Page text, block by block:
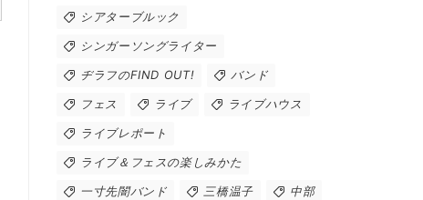
シアターブルック
シンガーソングライター
ヂラフのFIND OUT! バンド
フェス ライブ ライブハウス
ライブレポート
ライブ＆フェスの楽しみかた
一寸先闇バンド 三橋温子 中部